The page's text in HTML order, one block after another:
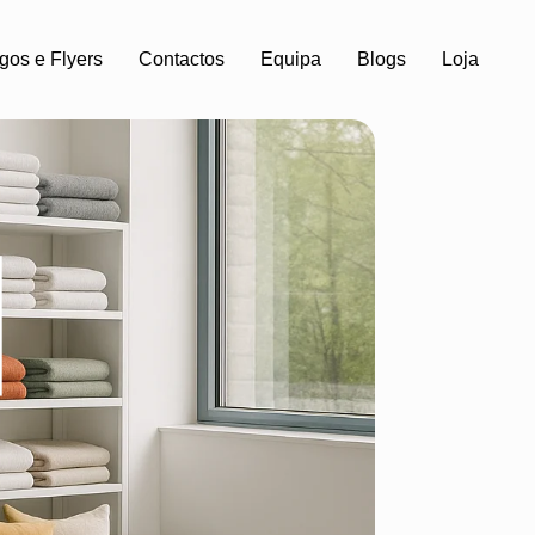
e Flyers Contactos Equipa Blogs Loja